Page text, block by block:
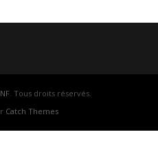
. Tous droits réservés.
Catch Themes